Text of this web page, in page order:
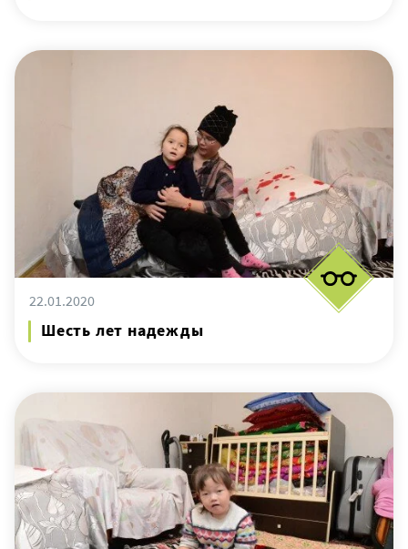
22.01.2020
Шесть лет надежды